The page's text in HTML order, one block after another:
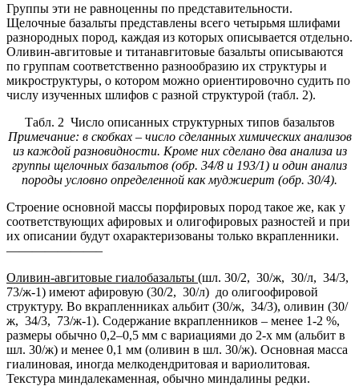
Группы эти не равноценны по представительности.
Щелочные базальты представлены всего четырьмя шлифами
разнородных пород, каждая из которых описывается отдельно.
Оливин-авгитовые и титанавгитовые базальты описываются
по группам соответственно разнообразию их структуры и
микроструктуры, о котором можно ориентировочно судить по
числу изученных шлифов с разной структурой (табл. 2).
Табл. 2 Число описанных структурных типов базальтов
Примечание: в скобках – число сделанных химических анализов
из каждой разновидности. Кроме них сделано два анализа из
группы щелочных базальтов (обр. 34/8 и 193/1) и один анализ
породы условно определенной как муджиерит (обр. 30/4).
Строение основной массы порфировых пород такое же, как у
соответствующих афировых и олигофировых разностей и при
их описании будут охарактеризованы только вкрапленники.
———————–
Оливин-авгитовые гиалобазальты (шл. 30/2, 30/ж, 30/л, 34/3,
73/ж-1) имеют афировую (30/2, 30/л) до олигоофировой
структуру. Во вкрапленниках альбит (30/ж, 34/3), оливин (30/
ж, 34/3, 73/ж-1). Содержание вкрапленников – менее 1-2 %,
размеры обычно 0,2–0,5 мм с вариациями до 2-х мм (альбит в
шл. 30/ж) и менее 0,1 мм (оливин в шл. 30/ж). Основная масса
гиалиновая, иногда мелкодендритовая и вариолитовая.
Текстура миндалекаменная, обычно миндалины редки.